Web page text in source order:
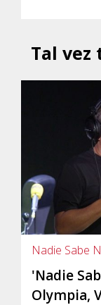
Tal vez
Nadie Sabe
'Nadie
Olympia,